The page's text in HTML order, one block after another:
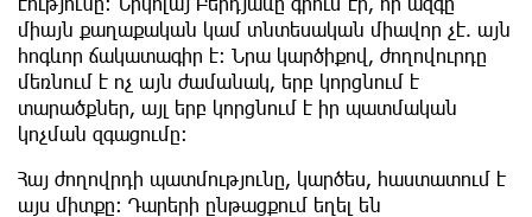
միայն քաղաքական կամ տնտեսական միավոր չէ. այն
հոգևոր ճակատագիր է։ Նրա կարծիքով, ժողովուրդը
մեռնում է ոչ այն ժամանակ, երբ կորցնում է
տարածքներ, այլ երբ կորցնում է իր պատմական
կոչման զգացումը։
Հայ ժողովրդի պատմությունը, կարծես, հաստատում է
այս միտքը։ Դարերի ընթացքում եղել են